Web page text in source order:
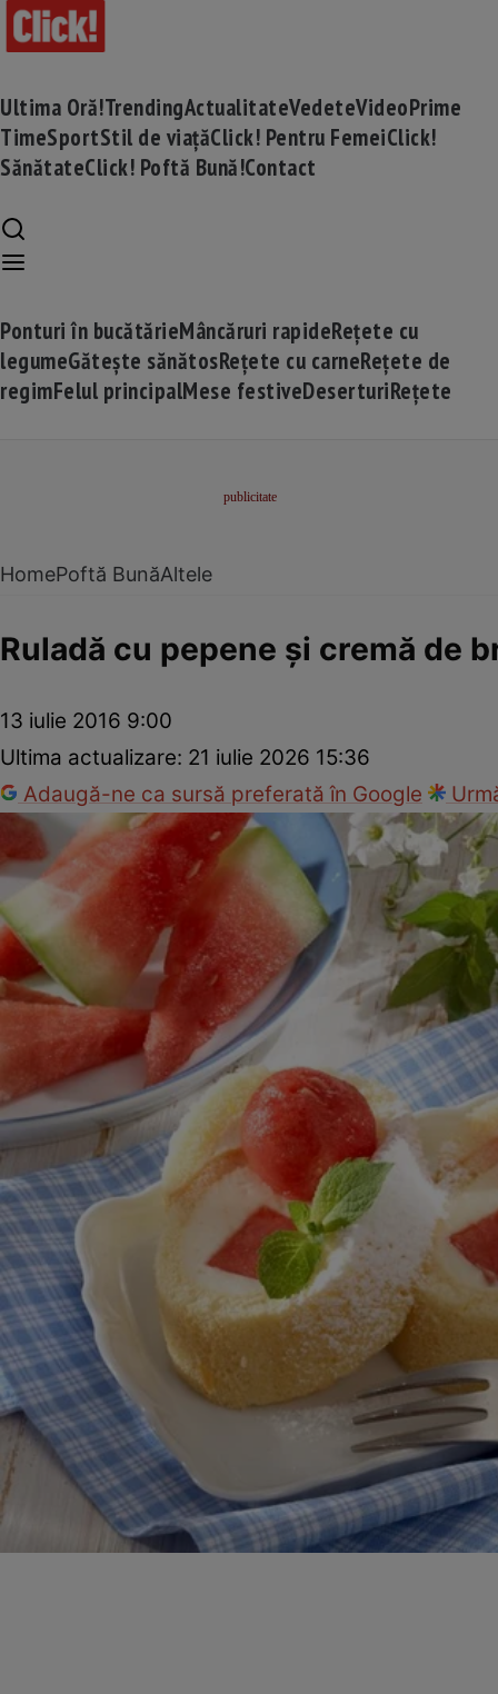
Ultima Oră!TrendingActualitateVedeteVideoPrime
TimeSportStil de viațăClick! Pentru FemeiClick!
SănătateClick! Poftă Bună!Contact
Ponturi în bucătărieMâncăruri rapideRețete cu
legumeGătește sănătosRețete cu carneRețete de
regimFelul principalMese festiveDeserturiRețete
HomePoftă BunăAltele
Ruladă cu pepene şi cremă de
13 iulie 2016 9:00
Ultima actualizare: 21 iulie 2026 15:36
Adaugă-ne ca sursă preferată în Google